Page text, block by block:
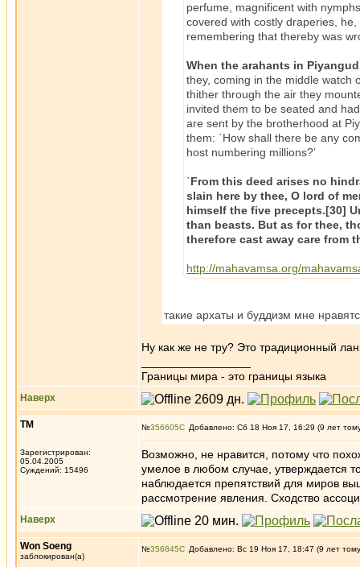
perfume, magnificent with
covered with costly draperies,
remembering that thereby was
When the arahants in
they, coming in the middle watch
thither through the air they
invited them to be seated and
are sent by the brotherhood at
them: `How shall there be any
host numbering millions?’
`From this deed arises no
slain here by thee, O lord of
himself the five precepts.[30]
than beasts. But as for thee,
therefore cast away care from
http://mahavamsa.org/
такие архаты и буддизм мне
Ну как же не тру? Это традиционный
Границы мира - это границы языка
Наверх
ТМ
Зарегистрирован:
05.04.2005
Суждений: 15496
№356605 Добавлено: Сб 18 Ноя 17, 16:29 (9 лет
Возможно, не нравится, потому что
умелое в любом случае, утверждается
наблюдается препятствий для миров
рассмотрение явления. Сходство
Наверх
Won Soeng
заблокирован(а)
№356845 Добавлено: Вс 19 Ноя 17, 18:47 (9 лет